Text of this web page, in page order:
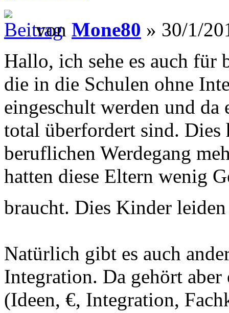
von Mone80 » 30/1/
Hallo, ich sehe es auch für
die in die Schulen ohne
eingeschult werden und da
total überfordert sind. Dies
beruflichen Werdegang
hatten diese Eltern wenig
braucht. Dies Kinder
Natürlich gibt es auch
Integration. Da gehört
(Ideen, €, Integration,